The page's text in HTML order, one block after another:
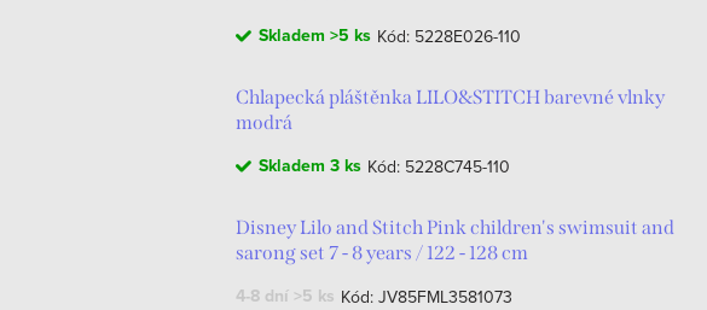
Skladem >5 ks Kód: 5228E026-110
Chlapecká pláštěnka LILO&STITCH barevné vlnky
modrá
Skladem 3 ks Kód: 5228C745-110
Disney Lilo and Stitch Pink children's swimsuit and
sarong set 7 - 8 years / 122 - 128 cm
4-8 dní >5 ks Kód: JV85FML3581073